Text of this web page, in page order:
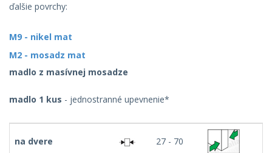
ďalšie povrchy:
M9 - nikel mat
M2 - mosadz mat
madlo z masívnej mosadze
madlo 1 kus - jednostranné upevnenie*
na dvere 27 - 70